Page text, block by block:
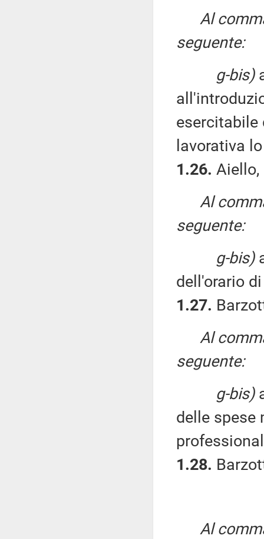
Al
seguente:
g-bis)
esercitabile
lavorativa
1.26. Aiello,
Al
seguente:
g-bis)
dell'orario
1.27.
Al
seguente:
g-bis)
delle spese
1.28.
Al